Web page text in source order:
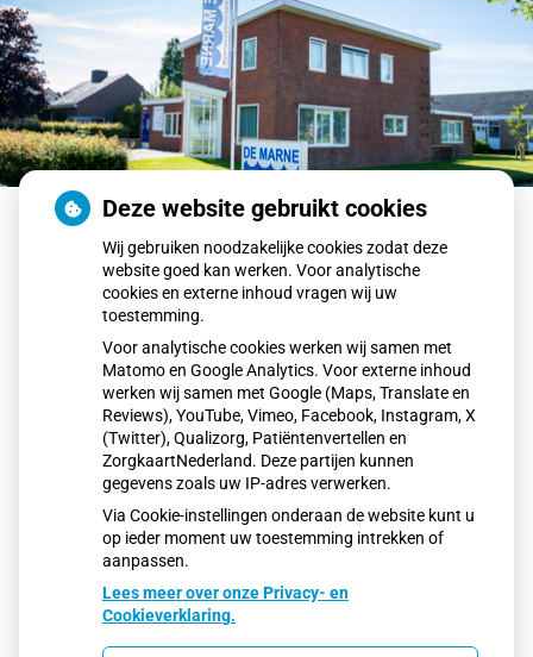
Terug naar overzicht
Afscheid Ella
Beste mensen van het mooie Hogeland,​
Per 1 oktober 2025 verlaat ik deze praktijk en ga ik voor
Huisartsen Peels en Volmer (bij velen wel bekend) werken
in Appingedam. Ik heb hier 9 jaar altijd met veel plezier
gewerkt, ik wil jullie bedanken voor de mooie momenten!
Het is nu tijd voor iets anders en dichterbij voor mij. Het
gaat jullie allen goed!​
Moi, (nog eem op zien grunnigs)​
Publicatiedatum:02-10-2025
Deze website gebruikt cookies
Wij gebruiken noodzakelijke cookies zodat deze
website goed kan werken. Voor analytische
cookies en externe inhoud vragen wij uw
toestemming.
Voor analytische cookies werken wij samen met
Matomo en Google Analytics. Voor externe inhoud
werken wij samen met Google (Maps, Translate en
Reviews), YouTube, Vimeo, Facebook, Instagram, X
(Twitter), Qualizorg, Patiëntenvertellen en
ZorgkaartNederland. Deze partijen kunnen
gegevens zoals uw IP-adres verwerken.
Via Cookie-instellingen onderaan de website kunt u
op ieder moment uw toestemming intrekken of
aanpassen.
Lees meer over onze Privacy- en
Cookieverklaring.